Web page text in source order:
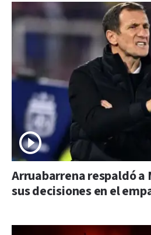
Arruabarrena respaldó a
sus decisiones en el